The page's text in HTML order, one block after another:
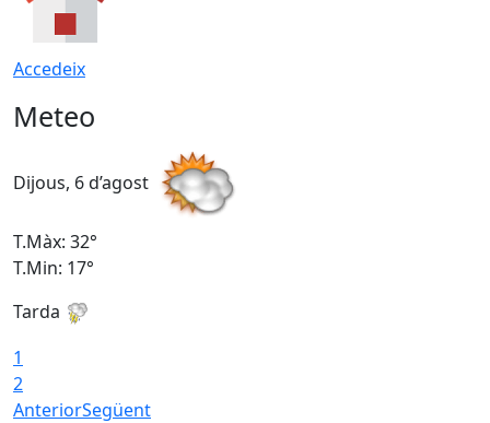
Accedeix
Meteo
Dijous, 6 d’agost
T.Màx: 32°
T.Min: 17°
Tarda
1
2
AnteriorSegüent